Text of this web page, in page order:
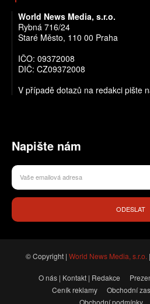
World News Media, s.r.o.
Rybná 716/24
Staré Město, 110 00 Praha
IČO: 09372008
DIČ: CZ09372008
V případě dotazů na redakci pište
Napište nám
ODESLAT
© Copyright | World News Media, s.r.o.
O nás | Kontakt | Redakce
Ceník reklamy
Obchodní
Obchodní podmínky